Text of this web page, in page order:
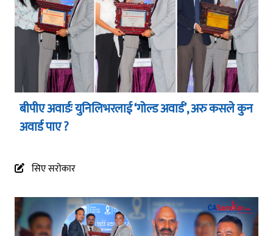
बीपीए अवार्डः युनिलिभरलाई ‘गोल्ड अवार्ड’, अरु कसले कुन
अवार्ड पाए ?
सिए सरोकार